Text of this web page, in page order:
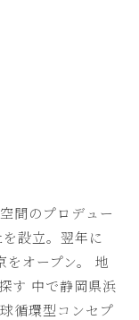
間のプロデュー
設立。翌年に
オープン。 地
す 中で静岡県浜
循環型コンセプ